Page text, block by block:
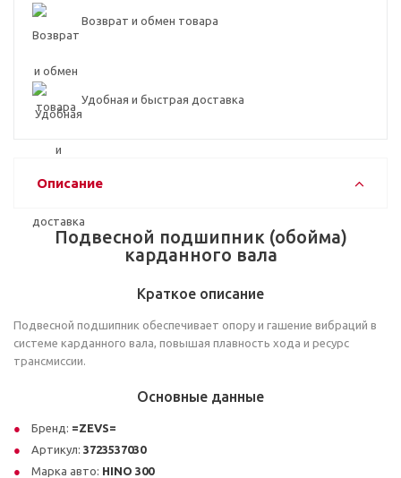
Возврат и обмен товара
Удобная и быстрая доставка
Описание
Подвесной подшипник (обойма)
карданного вала
Краткое описание
Подвесной подшипник обеспечивает опору и гашение вибраций в
системе карданного вала, повышая плавность хода и ресурс
трансмиссии.
Основные данные
Бренд: =ZEVS=
Артикул: 3723537030
Марка авто: HINO 300